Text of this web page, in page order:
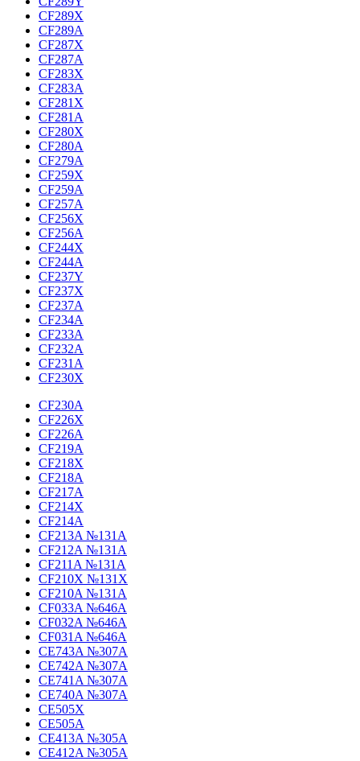
CF289X
CF289A
CF287X
CF287A
CF283X
CF283A
CF281X
CF281A
CF280X
CF280A
CF279A
CF259X
CF259A
CF257A
CF256X
CF256A
CF244X
CF244A
CF237Y
CF237X
CF237A
CF234A
CF233A
CF232A
CF231A
CF230X
CF230A
CF226X
CF226A
CF219A
CF218X
CF218A
CF217A
CF214X
CF214A
CF213A №131A
CF212A №131A
CF211A №131A
CF210X №131X
CF210A №131A
CF033A №646A
CF032A №646A
CF031A №646A
CE743A №307A
CE742A №307A
CE741A №307A
CE740A №307A
CE505X
CE505A
CE413A №305A
CE412A №305A